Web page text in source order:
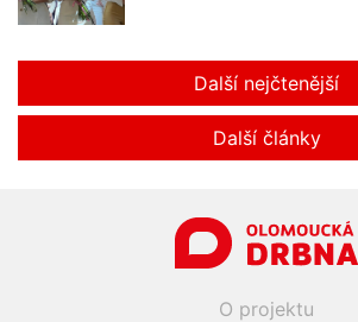
Další nejčtenější
Další články
O projektu